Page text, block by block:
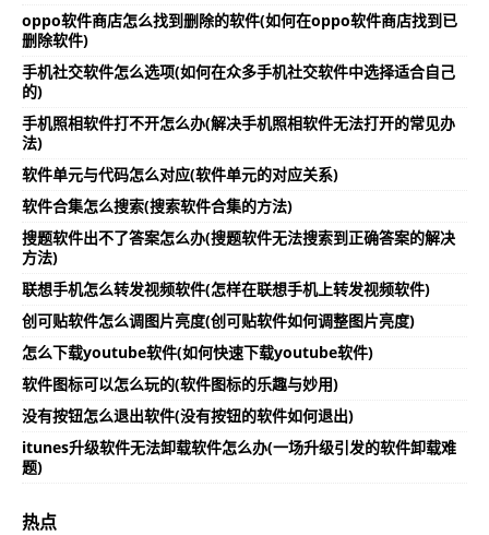
oppo软件商店怎么找到删除的软件(如何在oppo软件商店找到已
删除软件)
手机社交软件怎么选项(如何在众多手机社交软件中选择适合自己
的)
手机照相软件打不开怎么办(解决手机照相软件无法打开的常见办
法)
软件单元与代码怎么对应(软件单元的对应关系)
软件合集怎么搜索(搜索软件合集的方法)
搜题软件出不了答案怎么办(搜题软件无法搜索到正确答案的解决
方法)
联想手机怎么转发视频软件(怎样在联想手机上转发视频软件)
创可贴软件怎么调图片亮度(创可贴软件如何调整图片亮度)
怎么下载youtube软件(如何快速下载youtube软件)
软件图标可以怎么玩的(软件图标的乐趣与妙用)
没有按钮怎么退出软件(没有按钮的软件如何退出)
itunes升级软件无法卸载软件怎么办(一场升级引发的软件卸载难
题)
热点